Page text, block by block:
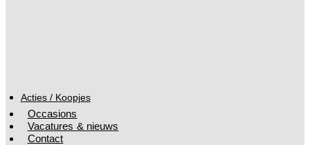
Acties / Koopjes
Occasions
Vacatures & nieuws
Contact